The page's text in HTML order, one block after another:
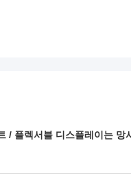
/ 플렉서블 디스플레이는 망